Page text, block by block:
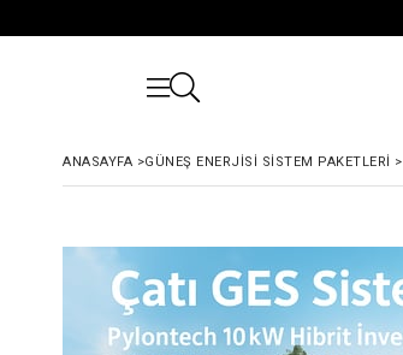
ANASAYFA >GÜNEŞ ENERJISI SISTEM PAKETLERI >